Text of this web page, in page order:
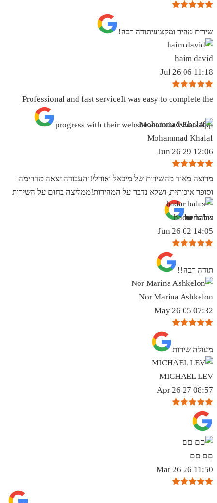
שירות מהיר ומקצועיתודה רבה!
haim david
11:18 06 Jul 26
Professional and fast serviceIt was easy to complete the
progress with their website and via WhatsApp
Mohammad Khalaf
12:06 29 Jun 26
מרוצה מאוד מהשירות של מיכאל ואורלי!והעבודה יצאה מדהימה
וסופר איכותית, ושלא נדבר על המהירות!ממליצה בחום על השירות
שלהם❤️
hadar balas
14:05 02 Jun 26
תודה רבה!!
Nor Marina Ashkelon
07:32 05 May 26
מעולה שירות
MICHAEL LEV
08:57 27 Apr 26
םם םם
11:50 26 Mar 26